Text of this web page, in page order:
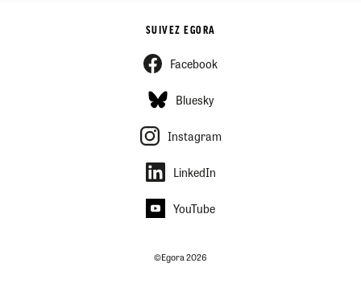
SUIVEZ EGORA
Facebook
Bluesky
Instagram
LinkedIn
YouTube
©Egora 2026